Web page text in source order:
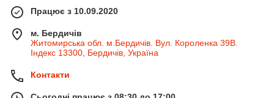
Працює з 10.09.2020
м. Бердичів
Житомирська обл. м.Бердичів. Вул. Короленка 39В.
Індекс 13300, Бердичів, Україна
Контакти